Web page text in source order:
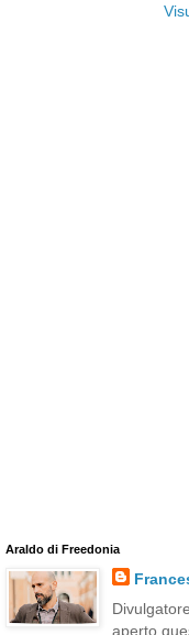
Araldo di Freedonia
aperto